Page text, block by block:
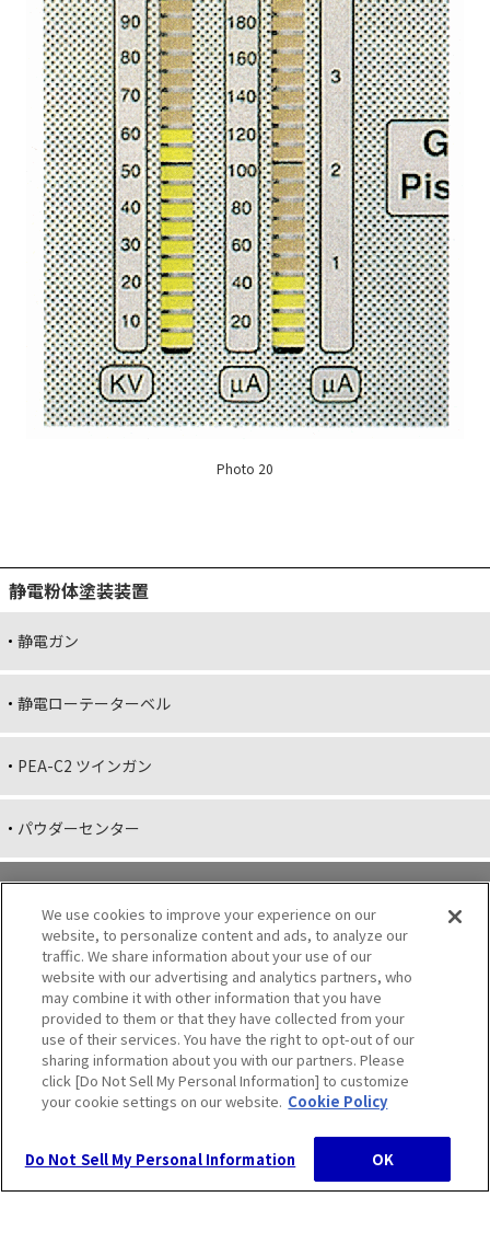
静電粉体塗装装置
静電ガン
静電ローテーターベル
PEA-C2 ツインガン
パウダーセンター
制御
Photo 20
サイトマップ
© 2010 Wagner-Hosokawa Micron Ltd., All Rights Reserved.
We use cookies to improve your experience on our
website, to personalize content and ads, to analyze our
traffic. We share information about your use of our
website with our advertising and analytics partners, who
may combine it with other information that you have
provided to them or that they have collected from your
use of their services. You have the right to opt-out of our
sharing information about you with our partners. Please
click [Do Not Sell My Personal Information] to customize
your cookie settings on our website. Cookie Policy
Do Not Sell My Personal Information OK